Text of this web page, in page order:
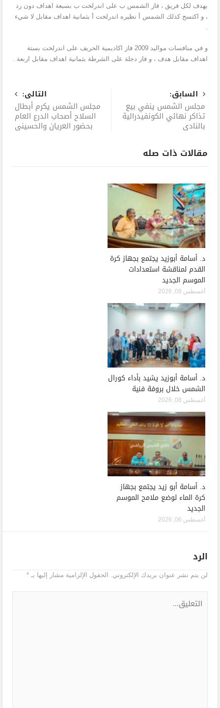
بهدف لكل فريق ، فاز الشمس ب على اندرلخت ب بسبعة اهداف دون رد
، و اكتسح كذلك الشمس أ نظيره اندرلخت أ بثمانية اهداف مقابل لا شيء
و في منافسات مواليد 2009 فاز اكاديمية الحريف على اندرلخت بستة
اهداف مقابل هدف ، و فاز دجلة على الشرطة بثمانية اهداف مقابل اربعة .
السابق:
مجلس الشمس ينفي بيع
تذاكر نهائي الكونفيدرالية
بالنادي
التالى:
مجلس الشمس يكرم أبطال
السلاح أصحاب الدرع العام
بحضور العريان والحسيني
مقالات ذات صله
د. أسامة أبوزيد يجتمع بجهاز كرة
القدم لمناقشة استعدادات
الموسم الجديد
أغسطس 08, 2026
د. أسامة أبوزيد يشيد بأداء كورال
الشمس خلال بروفة فنية
أغسطس 08, 2026
د. أسامة أبو زيد يجتمع بجهاز
كرة الماء لوضع ملامح الموسم
الجديد
أغسطس 06, 2026
الرد
لن يتم نشر عنوان بريدك الإلكتروني. الحقول الإلزامية مشار إليها بـ*